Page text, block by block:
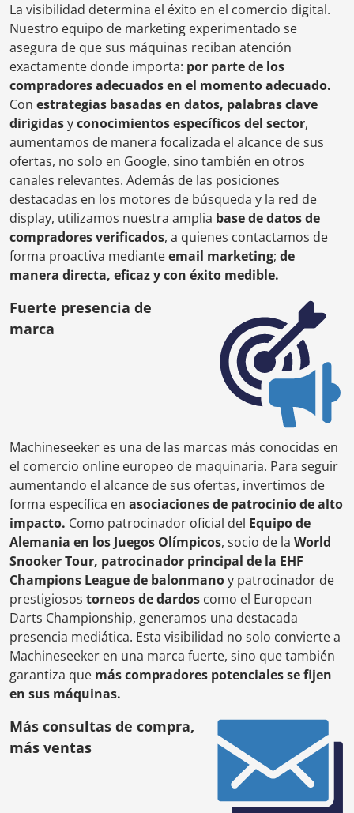
La visibilidad determina el éxito en el comercio digital.
Nuestro equipo de marketing experimentado se
asegura de que sus máquinas reciban atención
exactamente donde importa: por parte de los
compradores adecuados en el momento adecuado.
Con estrategias basadas en datos, palabras clave
dirigidasyconocimientos específicos del sector,
aumentamos de manera focalizada el alcance de sus
ofertas, no solo en Google, sino también en otros
canales relevantes. Además de las posiciones
destacadas en los motores de búsqueda y la red de
display, utilizamos nuestra amplia base de datos de
compradores verificados, a quienes contactamos de
forma proactiva medianteemail marketing; de
manera directa, eficaz y con éxito medible.
Fuerte presencia de
marca
Machineseeker es una de las marcas más conocidas en
el comercio online europeo de maquinaria. Para seguir
aumentando el alcance de sus ofertas, invertimos de
forma específica en asociaciones de patrocinio de alto
impacto. Como patrocinador oficial del Equipo de
Alemania en los Juegos Olímpicos, socio de la World
Snooker Tour, patrocinador principal de la EHF
Champions League de balonmanoy patrocinador de
prestigiosos torneos de dardos como el European
Darts Championship, generamos una destacada
presencia mediática. Esta visibilidad no solo convierte a
Machineseeker en una marca fuerte, sino que también
garantiza que más compradores potenciales se fijen
en sus máquinas.
Más consultas de compra,
más ventas